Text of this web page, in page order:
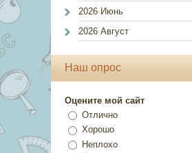
2026 Июнь
2026 Август
Наш опрос
Оцените мой сайт
Отлично
Хорошо
Неплохо